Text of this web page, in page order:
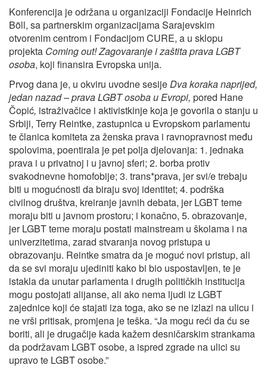
Konferencija je održana u organizaciji Fondacije Heinrich
Böll, sa partnerskim organizacijama Sarajevskim
otvorenim centrom i Fondacijom CURE, a u sklopu
projekta Coming out! Zagovaranje i zaštita prava LGBT
osoba, koji finansira Evropska unija.
Prvog dana je, u okviru uvodne sesijeDva koraka naprijed,
jedan nazad – prava LGBT osoba u Evropi, pored Hane
Čopić, istraživačice i aktivistkinje koja je govorila o stanju u
Srbiji, Terry Reintke, zastupnica u Evropskom parlamentu
te članica komiteta za ženska prava i ravnopravnost među
spolovima, poentirala je pet polja djelovanja: 1. jednaka
prava i u privatnoj i u javnoj sferi; 2. borba protiv
svakodnevne homofobije; 3. trans*prava, jer svi/e trebaju
biti u mogućnosti da biraju svoj identitet; 4. podrška
civilnog društva, kreiranje javnih debata, jer LGBT teme
moraju biti u javnom prostoru; i konačno, 5. obrazovanje,
jer LGBT teme moraju postati mainstream u školama i na
univerzitetima, zarad stvaranja novog pristupa u
obrazovanju. Reintke smatra da je moguć novi pristup, ali
da se svi moraju ujediniti kako bi bio uspostavljen, te je
istakla da unutar parlamenta i drugih političkih institucija
mogu postojati alijanse, ali ako nema ljudi iz LGBT
zajednice koji će stajati iza toga, ako se ne izlazi na ulicu i
ne vrši pritisak, promjena je teška. “Ja mogu reći da ću se
boriti, ali je drugačije kada kažem desničarskim strankama
da podržavam LGBT osobe, a ispred zgrade na ulici su
upravo te LGBT osobe.”